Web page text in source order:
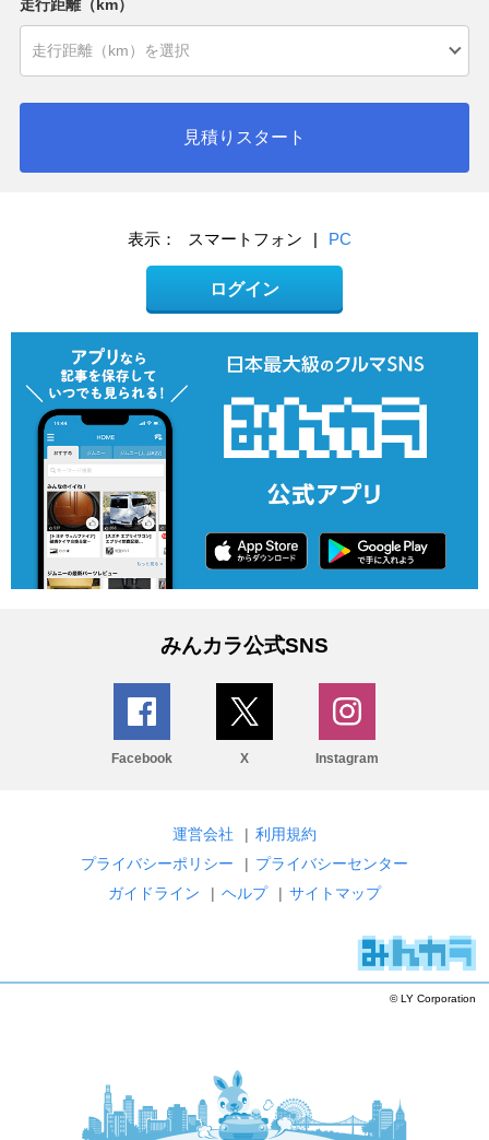
走行距離（km）
見積りスタート
表示： スマートフォン | PC
ログイン
みんカラ公式SNS
Facebook X Instagram
運営会社 | 利用規約
プライバシーポリシー
| プライバシーセンター
ガイドライン
| ヘルプ | サイトマップ
© LY Corporation